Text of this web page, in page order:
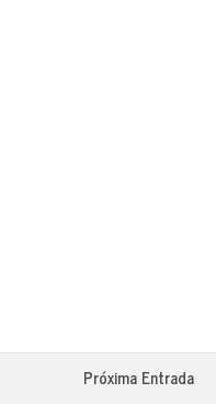
Próxima Entrada